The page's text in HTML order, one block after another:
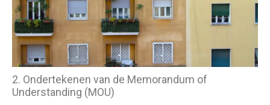
2. Ondertekenen van de Memorandum of
Understanding (MOU)